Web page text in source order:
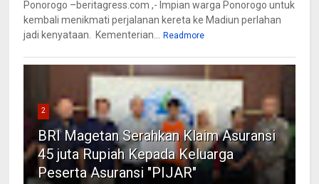
Ponorogo –beritagress.com ,- Impian warga Ponorogo untuk
kembali menikmati perjalanan kereta ke Madiun perlahan
jadi kenyataan. Kementerian... Readmore
2
BRI Magetan Serahkan Klaim Asuransi
45 juta Rupiah Kepada Keluarga
Peserta Asuransi "PIJAR"